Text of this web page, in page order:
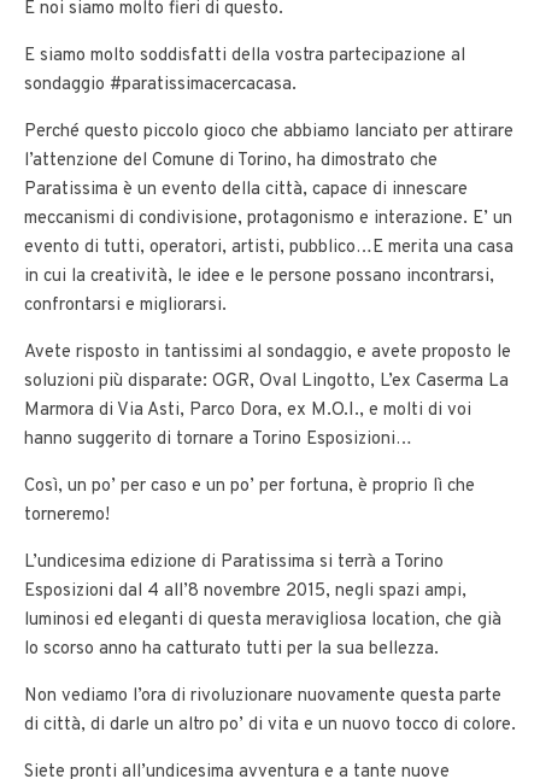
E noi siamo molto fieri di questo.
E siamo molto soddisfatti della vostra partecipazione al
sondaggio #paratissimacercacasa.
Perché questo piccolo gioco che abbiamo lanciato per attirare
l’attenzione del Comune di Torino, ha dimostrato che
Paratissima è un evento della città, capace di innescare
meccanismi di condivisione, protagonismo e interazione. E’ un
evento di tutti, operatori, artisti, pubblico…E merita una casa
in cui la creatività, le idee e le persone possano incontrarsi,
confrontarsi e migliorarsi.
Avete risposto in tantissimi al sondaggio, e avete proposto le
soluzioni più disparate: OGR, Oval Lingotto, L’ex Caserma La
Marmora di Via Asti, Parco Dora, ex M.O.I., e molti di voi
hanno suggerito di tornare a Torino Esposizioni…
Così, un po’ per caso e un po’ per fortuna, è proprio lì che
torneremo!
L’undicesima edizione di Paratissima si terrà a Torino
Esposizioni dal 4 all’8 novembre 2015, negli spazi ampi,
luminosi ed eleganti di questa meravigliosa location, che già
lo scorso anno ha catturato tutti per la sua bellezza.
Non vediamo l’ora di rivoluzionare nuovamente questa parte
di città, di darle un altro po’ di vita e un nuovo tocco di colore.
Siete pronti all’undicesima avventura e a tante nuove